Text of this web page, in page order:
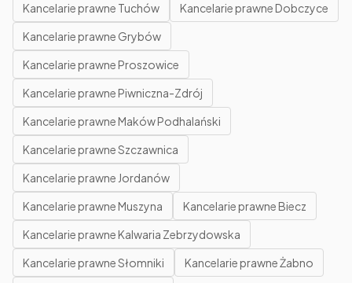
Kancelarie prawne Tuchów
Kancelarie prawne Dobczyce
Kancelarie prawne Grybów
Kancelarie prawne Proszowice
Kancelarie prawne Piwniczna-Zdrój
Kancelarie prawne Maków Podhalański
Kancelarie prawne Szczawnica
Kancelarie prawne Jordanów
Kancelarie prawne Muszyna
Kancelarie prawne Biecz
Kancelarie prawne Kalwaria Zebrzydowska
Kancelarie prawne Słomniki
Kancelarie prawne Żabno